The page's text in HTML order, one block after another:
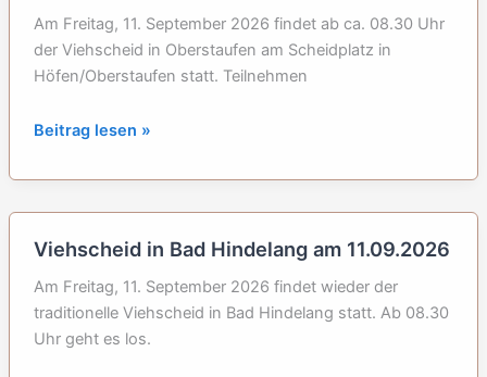
Am Freitag, 11. September 2026 findet ab ca. 08.30 Uhr
der Viehscheid in Oberstaufen am Scheidplatz in
Höfen/Oberstaufen statt. Teilnehmen
Viehscheid
Oberstaufen
am
Beitrag lesen »
Viehscheid in Bad Hindelang am 11.09.2026
Am Freitag, 11. September 2026 findet wieder der
traditionelle Viehscheid in Bad Hindelang statt. Ab 08.30
Uhr geht es los.